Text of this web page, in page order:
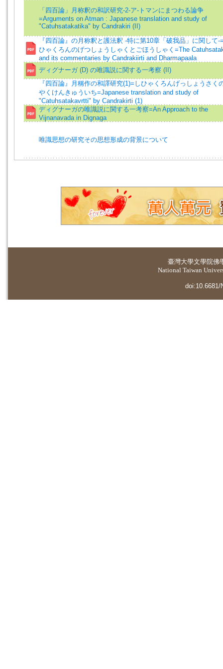
「四百論」月称釈の和訳研究-2-ア-トマンにまつわる論争
=Arguments on Atman : Japanese translation and study of
"Catuhsatakatika" by Candrakiri (II)
『四百論』の月称釈と護法釈 -特に第10章「破我品」に関して-
ひゃくろんのげつしょうしゃくとごほうしゃく=The
and its commentaries by Candrakiirti and Dharmapaala
ディグナーガ (D) の唯識説に関する一考察 (II)
『四百論』月稱作の和譯研究(1)=しひゃくろんげっしょうさく
やくけんきゅういち=Japanese translation and study of
"Catuhsatakavrtti" by Candrakirti (1)
ディグナーガの唯識説に関する一考察=An Approach to the
Vijnanavada in Dignaga
唯識思想の研究その思想形成の背景について
臺灣大學文學院佛
National Taiwan
doi:10.6681/